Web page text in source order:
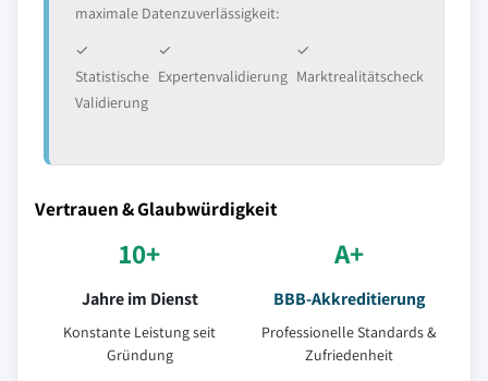
maximale Datenzuverlässigkeit:
✓
Statistische
Validierung
✓
Expertenvalidierung
✓
Marktrealitätscheck
Vertrauen & Glaubwürdigkeit
10+
Jahre im Dienst
Konstante Leistung seit
Gründung
A+
BBB-Akkreditierung
Professionelle Standards &
Zufriedenheit